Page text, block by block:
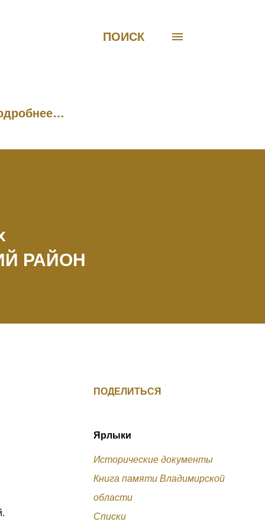
ПОИСК
РАЙОН
ПОДЕЛИТЬСЯ
Ярлыки
Исторические документы
Книга памяти Владимирской
области
Списки